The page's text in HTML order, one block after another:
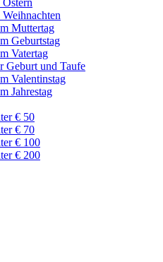
Muttertag
Geburtstag
Vatertag
Geburt und Taufe
Valentinstag
Jahrestag
€ 50
€ 70
€ 100
€ 200